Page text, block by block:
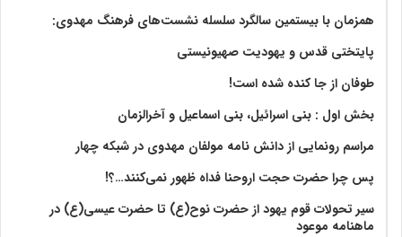
همزمان با بیستمین سالگرد سلسله نشست‌های فرهنگ مهدوی:‌
پایتختی قدس و یهودیت صهیونیستی
طوفان از جا کنده شده است!
بخش اول : بنی اسرائیل، بنی اسماعیل و آخرالزمان
مراسم رونمایی از دانش نامه مولفان مهدوی در شبکه چهار
پس چرا حضرت حجت اروحنا فداه ظهور نمی‌کنند…؟!
سیر تحولات قوم یهود از حضرت نوح(ع) تا حضرت عیسی(ع) در
ماهنامه موعود